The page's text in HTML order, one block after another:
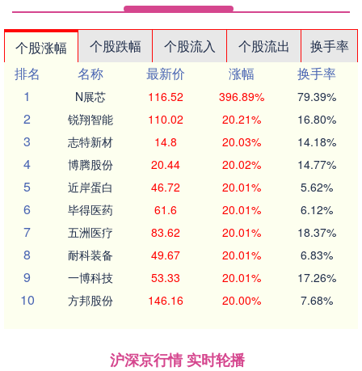
个股涨幅 个股跌幅 个股流入 个股流出
换手率
排名
名称 最新价 涨幅
换手率
1
N展芯 116.52 396.89% 79.39%
2 锐翔智能 110.02 20.21% 16.80%
3 志特新材 14.8 20.03% 14.18%
4 博腾股份 20.44 20.02% 14.77%
5 近岸蛋白 46.72 20.01% 5.62%
6 毕得医药 61.6 20.01% 6.12%
7 五洲医疗 83.62 20.01% 18.37%
8 耐科装备 49.67 20.01% 6.83%
9 一博科技 53.33 20.01% 17.26%
10 方邦股份 146.16 20.00% 7.68%
沪深京行情 实时轮播